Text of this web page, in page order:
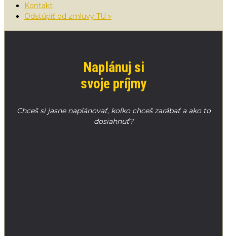
Kontakt
Odstúpiť od zmluvy TU »
Naplánuj si
svoje príjmy
Chceš si jasne naplánovať, koľko chceš zarábať a ako to
dosiahnuť?